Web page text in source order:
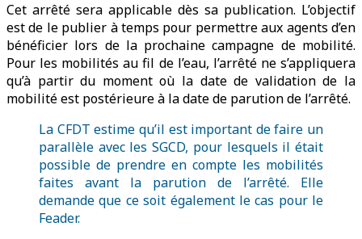
Cet arrêté sera applicable dès sa publication. L’objectif
est de le publier à temps pour permettre aux agents d’en
bénéficier lors de la prochaine campagne de mobilité.
Pour les mobilités au fil de l’eau, l’arrêté ne s’appliquera
qu’à partir du moment où la date de validation de la
mobilité est postérieure à la date de parution de l’arrêté.
La CFDT estime qu’il est important de faire un
parallèle avec les SGCD, pour lesquels il était
possible de prendre en compte les mobilités
faites avant la parution de l’arrêté. Elle
demande que ce soit également le cas pour le
Feader.